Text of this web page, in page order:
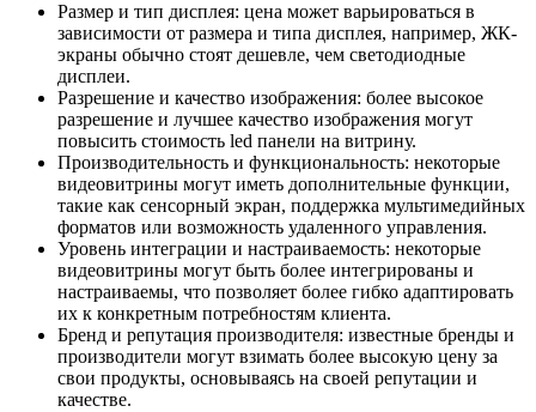
Размер и тип дисплея: цена может варьироваться в
зависимости от размера и типа дисплея, например, ЖК-
экраны обычно стоят дешевле, чем светодиодные
дисплеи.
Разрешение и качество изображения: более высокое
разрешение и лучшее качество изображения могут
повысить стоимость led панели на витрину.
Производительность и функциональность: некоторые
видеовитрины могут иметь дополнительные функции,
такие как сенсорный экран, поддержка мультимедийных
форматов или возможность удаленного управления.
Уровень интеграции и настраиваемость: некоторые
видеовитрины могут быть более интегрированы и
настраиваемы, что позволяет более гибко адаптировать
их к конкретным потребностям клиента.
Бренд и репутация производителя: известные бренды и
производители могут взимать более высокую цену за
свои продукты, основываясь на своей репутации и
качестве.